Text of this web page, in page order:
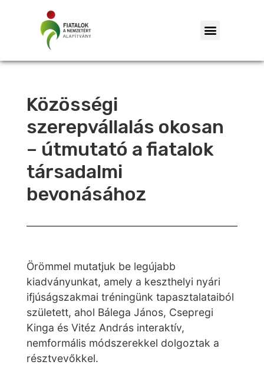
Közösségi
szerepvállalás okosan
– útmutató a fiatalok
társadalmi
bevonásához
Örömmel mutatjuk be legújabb
kiadványunkat, amely a keszthelyi nyári
ifjúságszakmai tréningünk tapasztalataiból
született, ahol Bálega János, Csepregi
Kinga és Vitéz András interaktív,
nemformális módszerekkel dolgoztak a
résztvevőkkel.